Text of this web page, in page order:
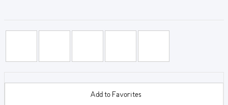
Add to Favorites